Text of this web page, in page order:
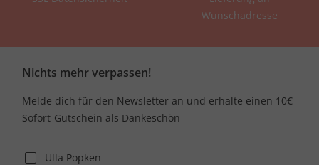
Wunschadresse
Nichts mehr verpassen!
Melde dich für den Newsletter an und erhalte einen 10€
Sofort-Gutschein als Dankeschön
Ulla Popken